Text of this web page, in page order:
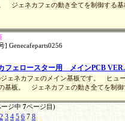
ジェネカフェの動き全てを制御する
] Genecafeparts0256
フェロースター用 メインPCB
ェネカフェのメイン基板です。 ヒュ
基板。 ジェネカフェの動き全てを制
ージ中7ページ目)
2 3 4 5 6 7 8